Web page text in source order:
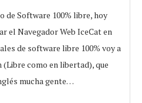
de Software 100% libre, hoy
el Navegador Web IceCat en
de software libre 100% voy a
como en libertad), que
mucha gente…